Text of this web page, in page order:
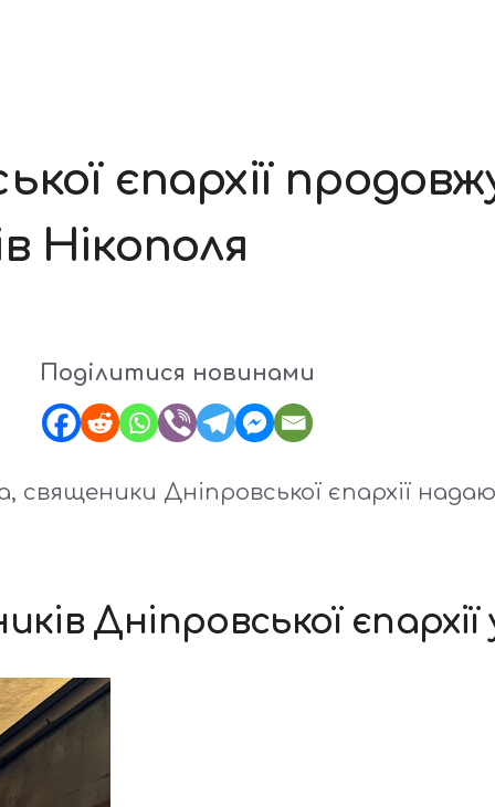
єпархії
Нікополя
Поділитися новинами
Дніпровської єпархії
Дніпровської єпархії